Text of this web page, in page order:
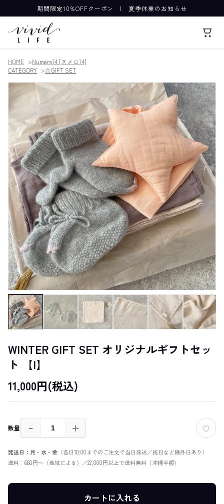
期間限定10%OFFクーポン |夏季休業のお知らせ
HOME
Numero74 [ヌメロ74]
CATEGORY
☆GIFT SET
WINTER GIFT SET オリジナルギフトセッ
ト 【I】
11,000円(税込)
数量 － ＋
発送日：月・水・金 （各日10:00までのご注文で当日発送／祝日など除外日あり）
送料：660円〜（地域による）／22,000円以上で送料無料（沖縄半額）
カートに入れる